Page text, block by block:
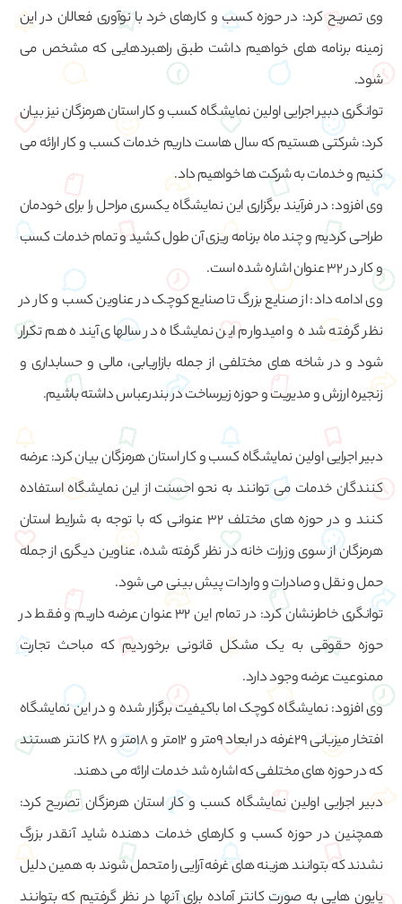
وی تصریح کرد: در حوزه کسب و کارهای خرد با نوآوری فعالان در این
زمینه برنامه های خواهیم داشت طبق راهبردهایی که مشخص می
شود.
توانگری دبیر اجرایی اولین نمایشگاه کسب و کار استان هرمزگان نیز بیان
کرد: شرکتی هستیم که سال هاست داریم خدمات کسب و کار ارائه می
کنیم و خدمات به شرکت ها خواهیم داد.
وی افزود: در فرآیند برگزاری این نمایشگاه یکسری مراحل را برای خودمان
طراحی کردیم و چند ماه برنامه ریزی آن طول کشید و تمام خدمات کسب
و کار در 32 عنوان اشاره شده است.
وی ادامه داد: از صنایع بزرگ تا صنایع کوچک در عناوین کسب و کار در
نظر گرفته شده و امیدوارم این نمایشگاه در سالهای آینده هم تکرار
شود و در شاخه های مختلفی از جمله بازاریابی، مالی و حسابداری و
زنجیره ارزش و مدیریت و حوزه زیرساخت در بندرعباس داشته باشیم.
دبیر اجرایی اولین نمایشگاه کسب و کار استان هرمزگان بیان کرد: عرضه
کنندگان خدمات می توانند به نحو احسنت از این نمایشگاه استفاده
کنند و در حوزه های مختلف 32 عنوانی که با توجه به شرایط استان
هرمزگان از سوی وزرات خانه در نظر گرفته شده، عناوین دیگری از جمله
حمل و نقل و صادرات و واردات پیش بینی می شود.
توانگری خاطرنشان کرد: در تمام این 32 عنوان عرضه داریم و فقط در
حوزه حقوقی به یک مشکل قانونی برخوردیم که مباحث تجارت
ممنوعیت عرضه وجود دارد.
وی افزود: نمایشگاه کوچک اما باکیفیت برگزار شده و در این نمایشگاه
افتخار میزبانی 29غرفه در ابعاد 9متر و 12متر و 18متر و 28 کانتر هستند
که در حوزه های مختلفی که اشاره شد خدمات ارائه می دهند.
دبیر اجرایی اولین نمایشگاه کسب و کار استان هرمزگان تصریح کرد:
همچنین در حوزه کسب و کارهای خدمات دهنده شاید آنقدر بزرگ
نشدند که بتوانند هزینه های غرفه آرایی را متحمل شوند به همین دلیل
پایون هایی به صورت کانتر آماده برای آنها در نظر گرفتیم که بتوانند